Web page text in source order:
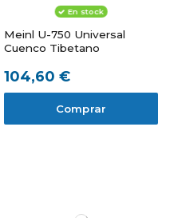
En stock
Meinl U-750 Universal
Cuenco Tibetano
104,60 €
Comprar